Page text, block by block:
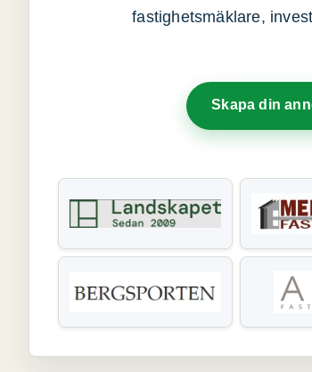
fastighetsmäklare,
Skapa din